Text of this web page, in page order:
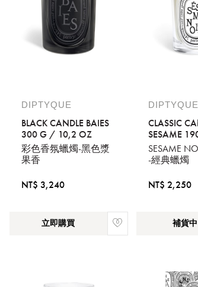
DIPTYQUE
BLACK CANDLE BAIES
300 G / 10,2 OZ
彩色香氛蠟燭-黑色漿
果香
NT$ 3,240
立即購買
DIPTYQUE
CLASSIC
SESAME
SESAME
-經典蠟燭
NT$ 2,250
補貨中